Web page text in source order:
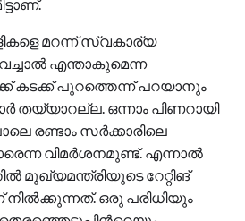
മറന്ന് സ്വകാര്യ
എന്താകുമെന്ന
കടക്ക് പുറത്തെന്ന് പറയാനും
ഒന്നാം പിണറായി
രണ്ടാം സര്‍ക്കാരിലെ
വിമര്‍ശനമുണ്ട്. എന്നാൽ
മുഖ്യമന്ത്രിയുടെ റേറ്റിങ്
ഒരു പരിധിയും